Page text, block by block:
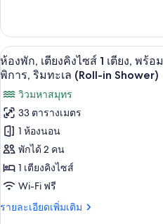
(with
roll-
in
shower)
พิการ
(with
roll-
in
shower)
เตียง,
พร้อม
สิ่ง
อำนวย
ความ
สะดวก
สำหรับ
ผู้
พิการ,
วิว
เกี่ยว
กับ
ห้อง
พัก,
คิง
ไซส์
เตียง,
พร้อม
อำนวย
ความ
สำหรับ
เปิด
ภาพถ่าย
ทั้งหมด
ของ
ห้อง
พัก,
เตียง
10
ห้องพัก, เตียงคิงไซส์ 1 เตียง, พร้
พิการ, ริมทะเล (Roll-in Shower)
วิวมหาสมุทร
33 ตารางเมตร
1 ห้องนอน
พักได้ 2 คน
1 เตียงคิงไซส์
Wi-Fi ฟรี
รายละเอียดเพิ่มเติม
ราย